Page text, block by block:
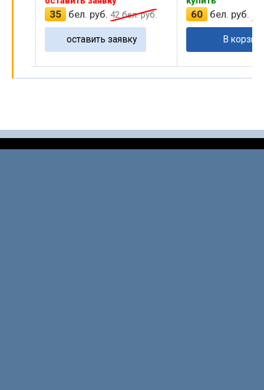
35 бел. руб. 42бел. руб.
оставить заявку
60 бел. руб.
В корзину